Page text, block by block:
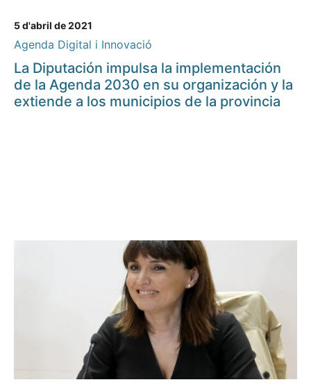
5 d'abril de 2021
Agenda Digital i Innovació
La Diputación impulsa la implementación
de la Agenda 2030 en su organización y la
extiende a los municipios de la provincia